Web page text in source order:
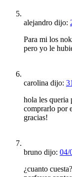
alejandro dijo:
Para mi los
pero yo le
carolina dijo:
hola les queria
comprarlo por
gracias!
bruno dijo: 04/
¿cuanto